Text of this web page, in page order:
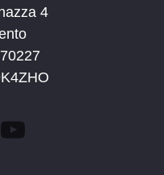
4
YouTube